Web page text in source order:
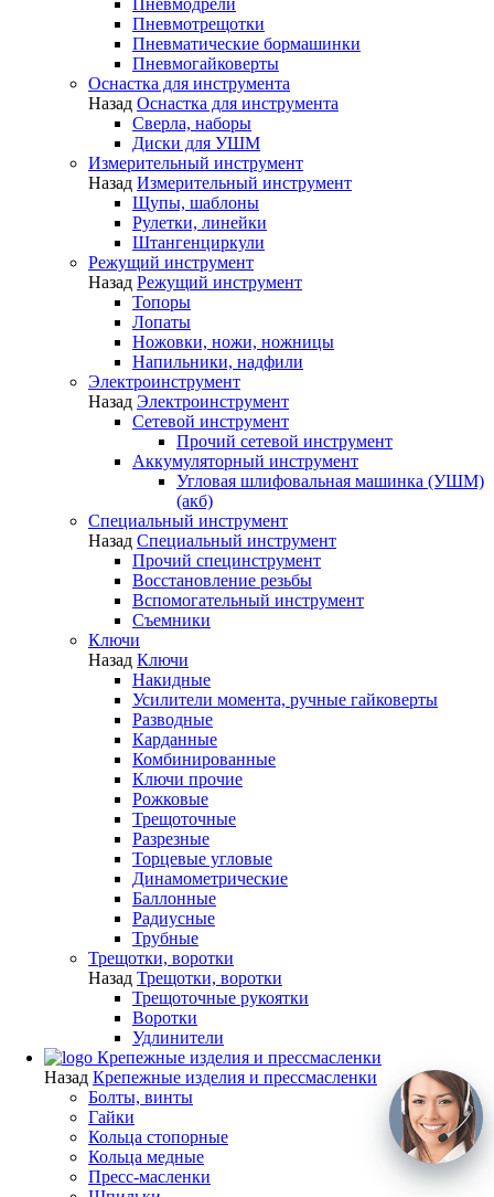
Пневмотрещотки
Пневматические бормашинки
Пневмогайковерты
Оснастка для инструмента
Назад Оснастка для инструмента
Сверла, наборы
Диски для УШМ
Измерительный инструмент
Назад Измерительный инструмент
Щупы, шаблоны
Рулетки, линейки
Штангенциркули
Режущий инструмент
Назад Режущий инструмент
Топоры
Лопаты
Ножовки, ножи, ножницы
Напильники, надфили
Электроинструмент
Назад Электроинструмент
Сетевой инструмент
Прочий сетевой инструмент
Аккумуляторный инструмент
Угловая шлифовальная машинка (УШМ)
(акб)
Специальный инструмент
Назад Специальный инструмент
Прочий специнструмент
Восстановление резьбы
Вспомогательный инструмент
Съемники
Ключи
Назад Ключи
Накидные
Усилители момента, ручные гайковерты
Разводные
Карданные
Комбинированные
Ключи прочие
Рожковые
Трещоточные
Разрезные
Торцевые угловые
Динамометрические
Баллонные
Радиусные
Трубные
Трещотки, воротки
Назад Трещотки, воротки
Трещоточные рукоятки
Воротки
Удлинители
Крепежные изделия и прессмасленки
Назад Крепежные изделия и прессмасленки
Болты, винты
Гайки
Кольца стопорные
Кольца медные
Пресс-масленки